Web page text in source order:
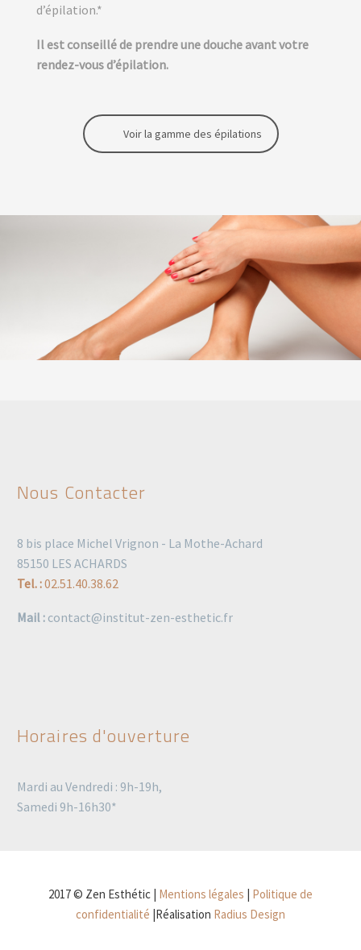
d’épilation.*
Il est conseillé de prendre une douche avant votre
rendez-vous d’épilation.
Voir la gamme des épilations
Nous Contacter
8 bis place Michel Vrignon - La Mothe-Achard
85150 LES ACHARDS
Tel. :02.51.40.38.62
Mail : contact@institut-zen-esthetic.fr
Horaires d'ouverture
Mardi au Vendredi : 9h-19h,
Samedi 9h-16h30*
2017 © Zen Esthétic | Mentions légales | Politique de
confidentialité |Réalisation Radius Design